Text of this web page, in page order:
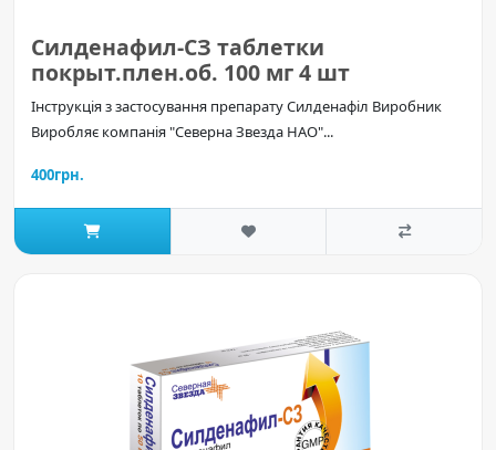
Силденафил-СЗ таблетки
покрыт.плен.об. 100 мг 4 шт
Інструкція з застосування препарату Силденафіл Виробник
Виробляє компанія "Северна Звезда НАО"...
400грн.